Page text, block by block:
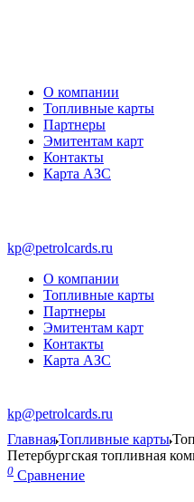
О компании
Топливные карты
Партнеры
Эмитентам карт
Контакты
Карта АЗС
kp@petrolcards.ru
О компании
Топливные карты
Партнеры
Эмитентам карт
Контакты
Карта АЗС
kp@petrolcards.ru
ГлавнаяТопливные карты
Петербургская топливная
0 Сравнение